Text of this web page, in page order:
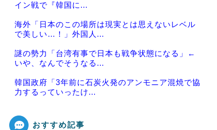
イン戦で『韓国に...
海外「日本のこの場所は現実とは思えないレベル
で美しい…！」外国人...
謎の勢力「台湾有事で日本も戦争状態になる」←
いや、なんでそうなる...
韓国政府「3年前に石炭火発のアンモニア混焼で協
力するっていったけ...
おすすめ記事